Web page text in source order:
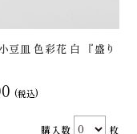
豆皿 色彩花 白 『盛り
(税込)
購入数 枚